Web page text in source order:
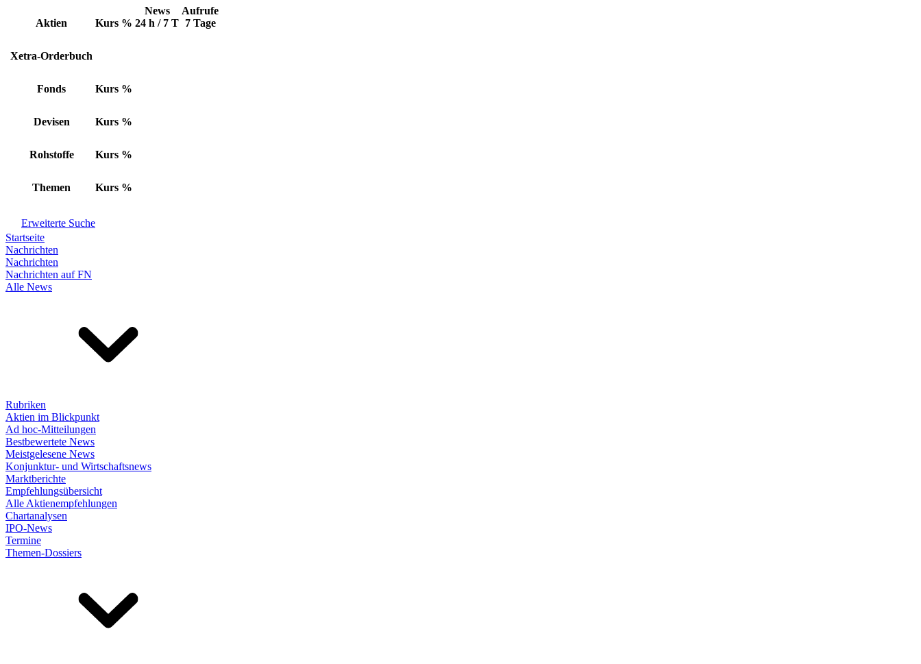
Aktien Kurs %
News
24 h / 7 T
Aufrufe
7 Tage
Xetra-Orderbuch
Fonds Kurs %
Devisen Kurs %
Rohstoffe Kurs %
Themen Kurs %
Erweiterte Suche
Startseite
Nachrichten
Nachrichten
Nachrichten auf FN
Alle News
Rubriken
Aktien im Blickpunkt
Ad hoc-Mitteilungen
Bestbewertete News
Meistgelesene News
Konjunktur- und Wirtschaftsnews
Marktberichte
Empfehlungsübersicht
Alle Aktienempfehlungen
Chartanalysen
IPO-News
Termine
Themen-Dossiers